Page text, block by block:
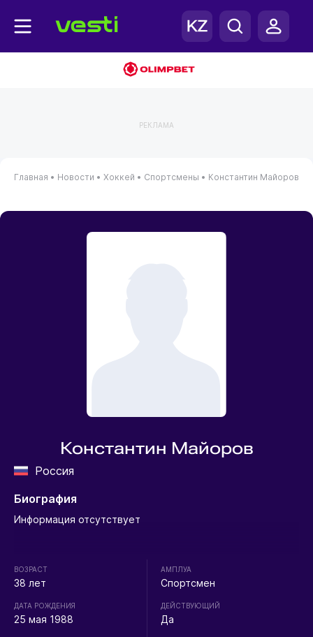
РЕКЛАМА
Главная • Новости • Хоккей • Спортсмены • Константин Майоров
Константин Майоров
Россия
Биография
Информация отсутствует
ВОЗРАСТ
38 лет
ДАТА РОЖДЕНИЯ
25 мая 1988
АМПЛУА
Спортсмен
ДЕЙСТВУЮЩИЙ
Да